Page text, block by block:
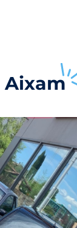
Aixam